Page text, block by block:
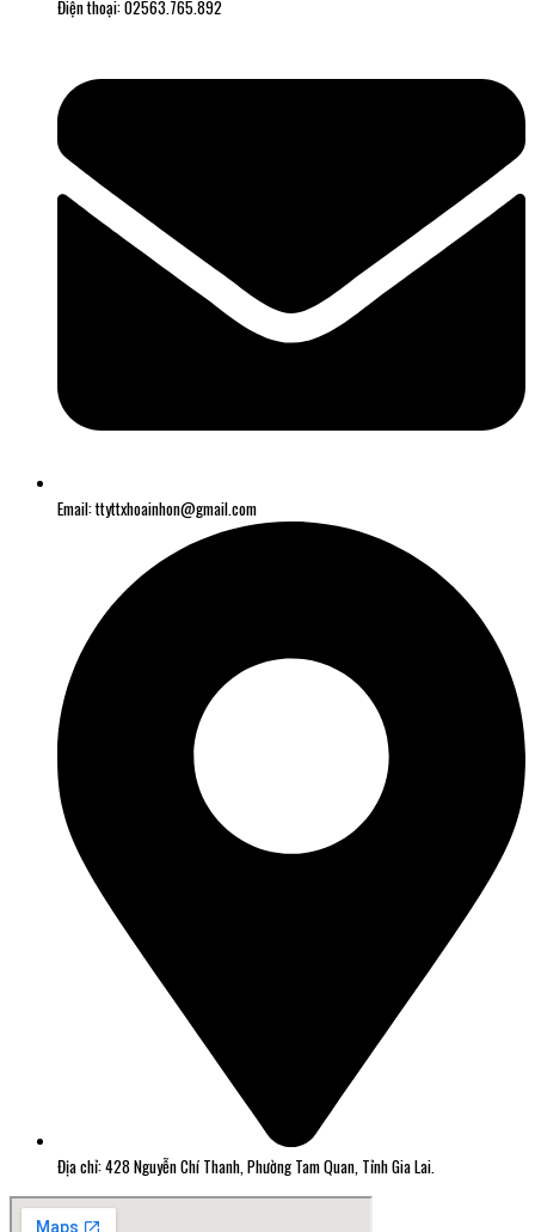
Điện thoại: 02563.765.892
Email: ttyttxhoainhon@gmail.com
Địa chỉ: 428 Nguyễn Chí Thanh, Phường Tam Quan, Tỉnh Gia Lai.